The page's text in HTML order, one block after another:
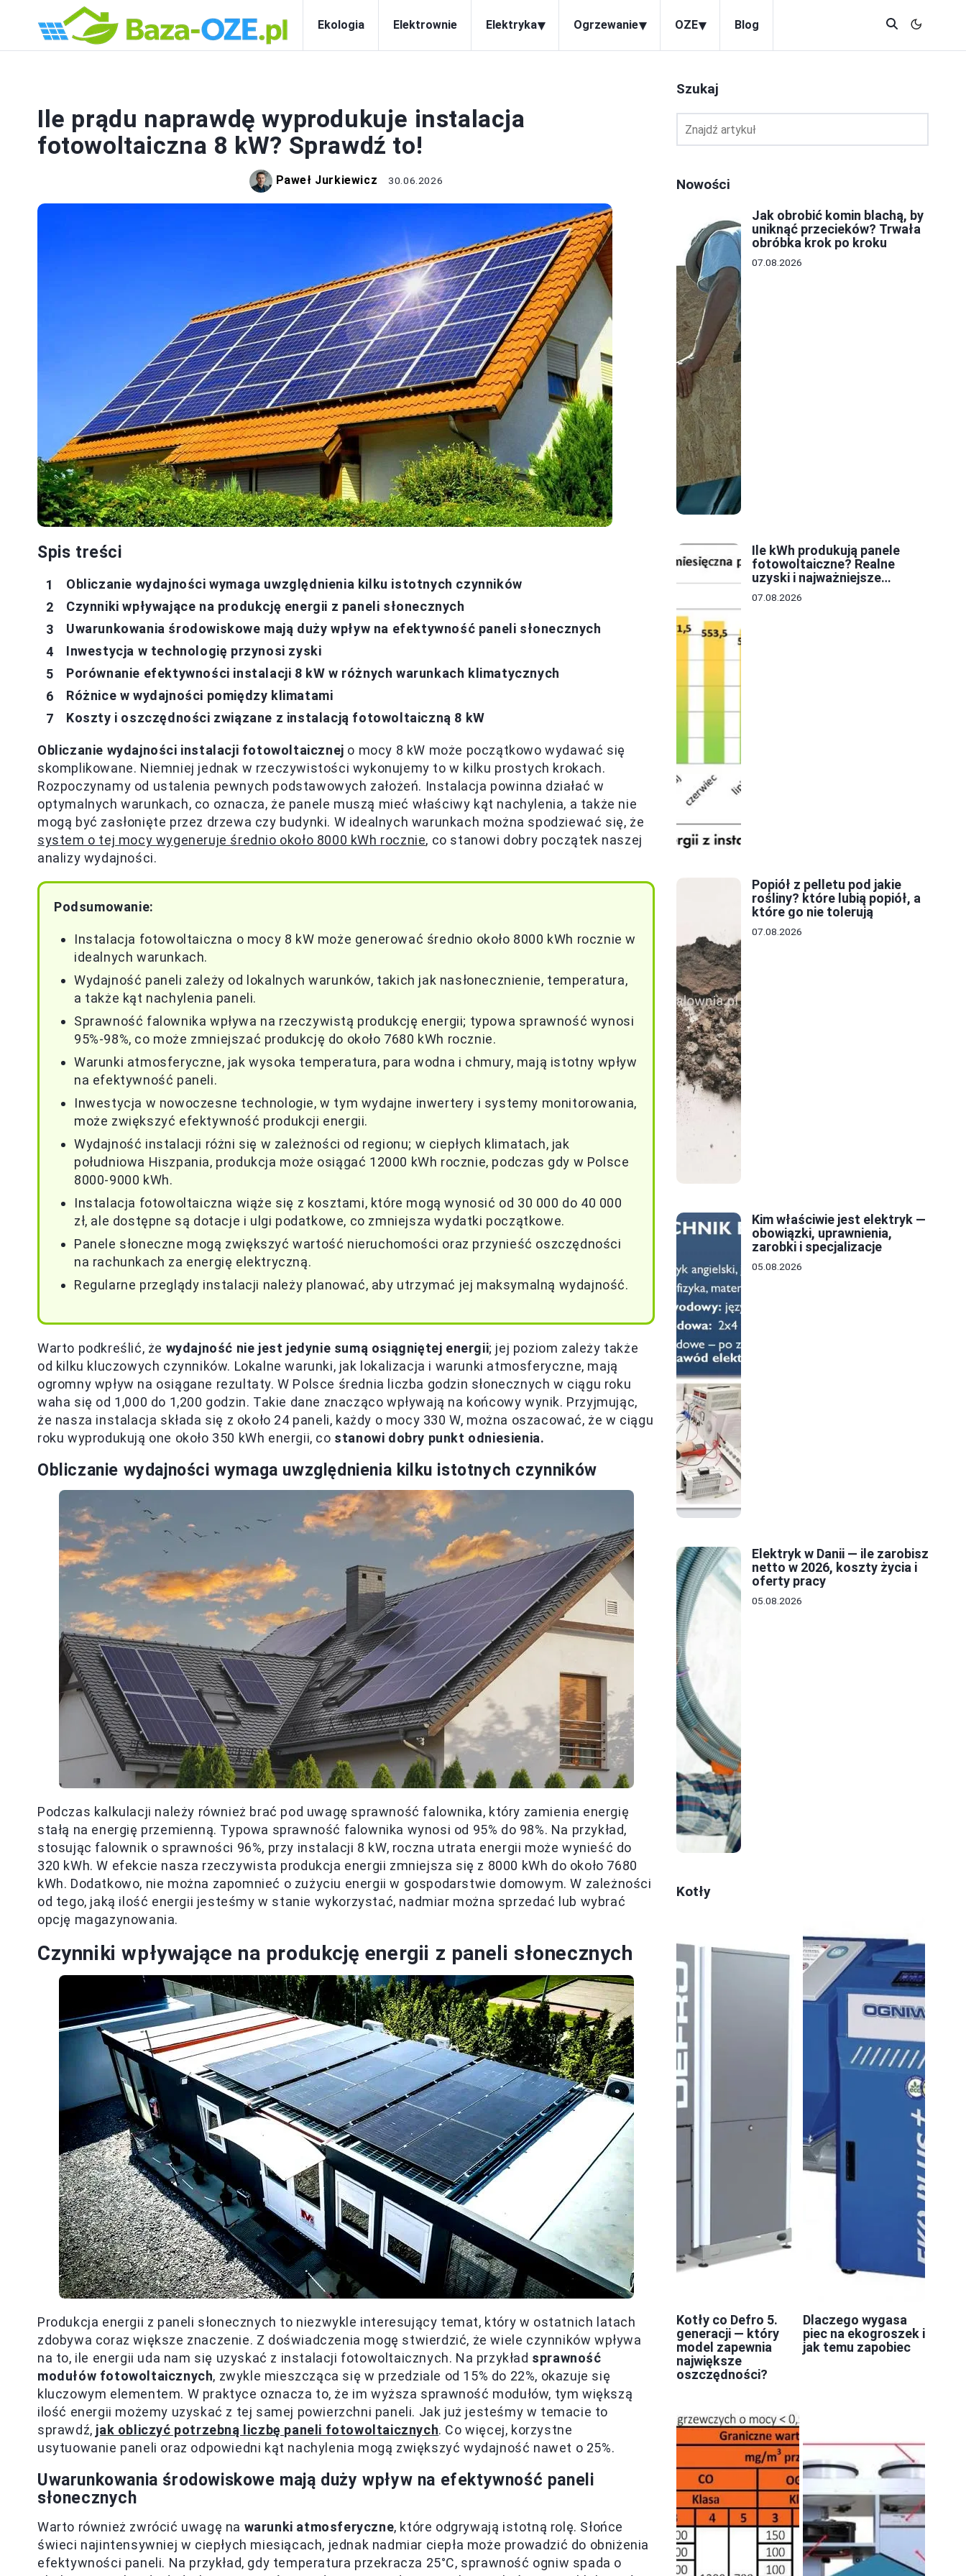
Ekologia Elektrownie Elektryka▾ Ogrzewanie▾ OZE▾ Blog
Ile prądu naprawdę wyprodukuje instalacja
fotowoltaiczna 8 kW? Sprawdź to!
Paweł Jurkiewicz 30.06.2026
Spis treści
Obliczanie wydajności wymaga uwzględnienia kilku istotnych czynników
Czynniki wpływające na produkcję energii z paneli słonecznych
Uwarunkowania środowiskowe mają duży wpływ na efektywność paneli słonecznych
Inwestycja w technologię przynosi zyski
Porównanie efektywności instalacji 8 kW w różnych warunkach klimatycznych
Różnice w wydajności pomiędzy klimatami
Koszty i oszczędności związane z instalacją fotowoltaiczną 8 kW
Obliczanie wydajności instalacji fotowoltaicznej o mocy 8 kW może początkowo wydawać się
skomplikowane. Niemniej jednak w rzeczywistości wykonujemy to w kilku prostych krokach.
Rozpoczynamy od ustalenia pewnych podstawowych założeń. Instalacja powinna działać w
optymalnych warunkach, co oznacza, że panele muszą mieć właściwy kąt nachylenia, a także nie
mogą być zasłonięte przez drzewa czy budynki. W idealnych warunkach można spodziewać się, że
system o tej mocy wygeneruje średnio około 8000 kWh rocznie, co stanowi dobry początek naszej
analizy wydajności.
Podsumowanie:
Instalacja fotowoltaiczna o mocy 8 kW może generować średnio około 8000 kWh rocznie w
idealnych warunkach.
Wydajność paneli zależy od lokalnych warunków, takich jak nasłonecznienie, temperatura,
a także kąt nachylenia paneli.
Sprawność falownika wpływa na rzeczywistą produkcję energii; typowa sprawność wynosi
95%-98%, co może zmniejszać produkcję do około 7680 kWh rocznie.
Warunki atmosferyczne, jak wysoka temperatura, para wodna i chmury, mają istotny wpływ
na efektywność paneli.
Inwestycja w nowoczesne technologie, w tym wydajne inwertery i systemy monitorowania,
może zwiększyć efektywność produkcji energii.
Wydajność instalacji różni się w zależności od regionu; w ciepłych klimatach, jak
południowa Hiszpania, produkcja może osiągać 12000 kWh rocznie, podczas gdy w Polsce
8000-9000 kWh.
Instalacja fotowoltaiczna wiąże się z kosztami, które mogą wynosić od 30 000 do 40 000
zł, ale dostępne są dotacje i ulgi podatkowe, co zmniejsza wydatki początkowe.
Panele słoneczne mogą zwiększyć wartość nieruchomości oraz przynieść oszczędności
na rachunkach za energię elektryczną.
Regularne przeglądy instalacji należy planować, aby utrzymać jej maksymalną wydajność.
Warto podkreślić, że wydajność nie jest jedynie sumą osiągniętej energii; jej poziom zależy także
od kilku kluczowych czynników. Lokalne warunki, jak lokalizacja i warunki atmosferyczne, mają
ogromny wpływ na osiągane rezultaty. W Polsce średnia liczba godzin słonecznych w ciągu roku
waha się od 1,000 do 1,200 godzin. Takie dane znacząco wpływają na końcowy wynik. Przyjmując,
że nasza instalacja składa się z około 24 paneli, każdy o mocy 330 W, można oszacować, że w ciągu
roku wyprodukują one około 350 kWh energii, co stanowi dobry punkt odniesienia.
Obliczanie wydajności wymaga uwzględnienia kilku istotnych czynników
Podczas kalkulacji należy również brać pod uwagę sprawność falownika, który zamienia energię
stałą na energię przemienną. Typowa sprawność falownika wynosi od 95% do 98%. Na przykład,
stosując falownik o sprawności 96%, przy instalacji 8 kW, roczna utrata energii może wynieść do
320 kWh. W efekcie nasza rzeczywista produkcja energii zmniejsza się z 8000 kWh do około 7680
kWh. Dodatkowo, nie można zapomnieć o zużyciu energii w gospodarstwie domowym. W zależności
od tego, jaką ilość energii jesteśmy w stanie wykorzystać, nadmiar można sprzedać lub wybrać
opcję magazynowania.
Czynniki wpływające na produkcję energii z paneli słonecznych
Produkcja energii z paneli słonecznych to niezwykle interesujący temat, który w ostatnich latach
zdobywa coraz większe znaczenie. Z doświadczenia mogę stwierdzić, że wiele czynników wpływa
na to, ile energii uda nam się uzyskać z instalacji fotowoltaicznych. Na przykład sprawność
modułów fotowoltaicznych, zwykle mieszcząca się w przedziale od 15% do 22%, okazuje się
kluczowym elementem. W praktyce oznacza to, że im wyższa sprawność modułów, tym większą
ilość energii możemy uzyskać z tej samej powierzchni paneli. Jak już jesteśmy w temacie to
sprawdź, jak obliczyć potrzebną liczbę paneli fotowoltaicznych. Co więcej, korzystne
usytuowanie paneli oraz odpowiedni kąt nachylenia mogą zwiększyć wydajność nawet o 25%.
Uwarunkowania środowiskowe mają duży wpływ na efektywność paneli
słonecznych
Warto również zwrócić uwagę na warunki atmosferyczne, które odgrywają istotną rolę. Słońce
świeci najintensywniej w ciepłych miesiącach, jednak nadmiar ciepła może prowadzić do obniżenia
efektywności paneli. Na przykład, gdy temperatura przekracza 25°C, sprawność ogniw spada o
Szukaj
Nowości
Jak obrobić komin blachą, by
uniknąć przecieków? Trwała
obróbka krok po kroku
07.08.2026
Ile kWh produkują panele
fotowoltaiczne? Realne
uzyski i najważniejsze
czynniki
07.08.2026
Popiół z pelletu pod jakie
rośliny? które lubią popiół, a
które go nie tolerują
07.08.2026
Kim właściwie jest elektryk —
obowiązki, uprawnienia,
zarobki i specjalizacje
05.08.2026
Elektryk w Danii — ile zarobisz
netto w 2026, koszty życia i
oferty pracy
05.08.2026
Kotły
Kotły co Defro 5.
generacji — który
model zapewnia
największe
oszczędności?
Dlaczego wygasa
piec na ekogroszek i
jak temu zapobiec